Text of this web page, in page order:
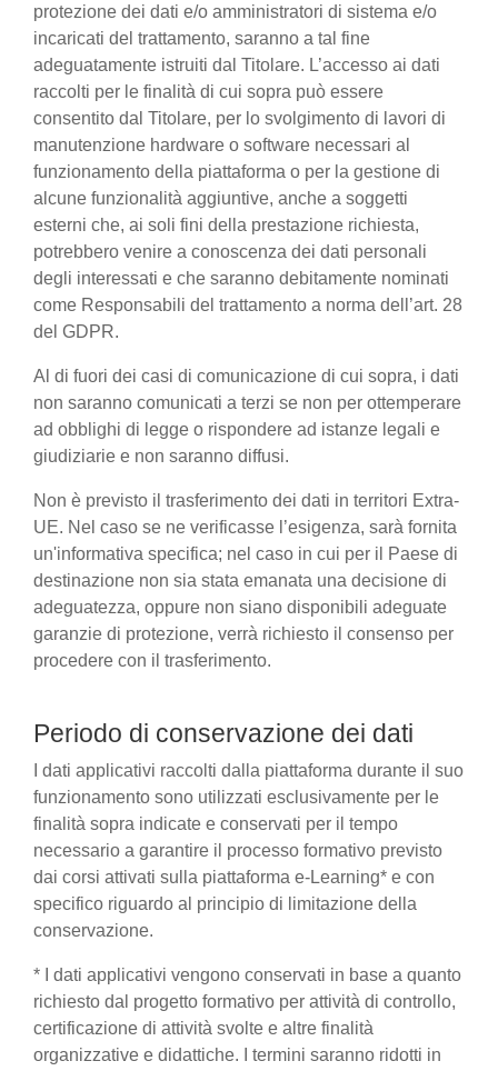
protezione dei dati e/o amministratori di sistema e/o
incaricati del trattamento, saranno a tal fine
adeguatamente istruiti dal Titolare. L’accesso ai dati
raccolti per le finalità di cui sopra può essere
consentito dal Titolare, per lo svolgimento di lavori di
manutenzione hardware o software necessari al
funzionamento della piattaforma o per la gestione di
alcune funzionalità aggiuntive, anche a soggetti
esterni che, ai soli fini della prestazione richiesta,
potrebbero venire a conoscenza dei dati personali
degli interessati e che saranno debitamente nominati
come Responsabili del trattamento a norma dell’art. 28
del GDPR.
Al di fuori dei casi di comunicazione di cui sopra, i dati
non saranno comunicati a terzi se non per ottemperare
ad obblighi di legge o rispondere ad istanze legali e
giudiziarie e non saranno diffusi.
Non è previsto il trasferimento dei dati in territori Extra-
UE. Nel caso se ne verificasse l’esigenza, sarà fornita
un'informativa specifica; nel caso in cui per il Paese di
destinazione non sia stata emanata una decisione di
adeguatezza, oppure non siano disponibili adeguate
garanzie di protezione, verrà richiesto il consenso per
procedere con il trasferimento.
Periodo di conservazione dei dati
I dati applicativi raccolti dalla piattaforma durante il suo
funzionamento sono utilizzati esclusivamente per le
finalità sopra indicate e conservati per il tempo
necessario a garantire il processo formativo previsto
dai corsi attivati sulla piattaforma e-Learning* e con
specifico riguardo al principio di limitazione della
conservazione.
* I dati applicativi vengono conservati in base a quanto
richiesto dal progetto formativo per attività di controllo,
certificazione di attività svolte e altre finalità
organizzative e didattiche. I termini saranno ridotti in